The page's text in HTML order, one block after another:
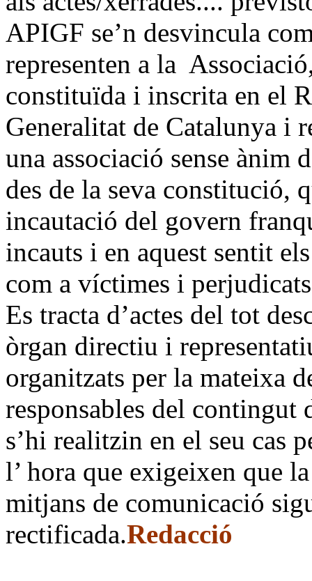
APIGF se’n desvincula
representen a la
constituïda i inscrita en el
Generalitat de Catalunya i
una associació sense ànim
des de la seva constitució,
incautació del govern
incauts i en aquest sentit
com a víctimes i
Es tracta d’actes del tot
òrgan directiu i
organitzats per la mateixa
responsables del contingut
s’hi realitzin en el seu cas
l’ hora que exigeixen que
mitjans de comunicació
rectificada.Redacció